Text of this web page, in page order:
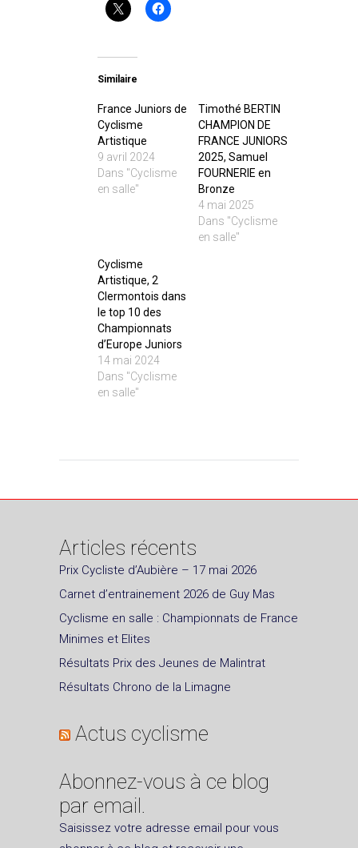
Similaire
France Juniors de
Cyclisme
Artistique
9 avril 2024
Dans "Cyclisme
en salle"
Timothé BERTIN
CHAMPION DE
FRANCE JUNIORS
2025, Samuel
FOURNERIE en
Bronze
4 mai 2025
Dans "Cyclisme
en salle"
Cyclisme
Artistique, 2
Clermontois dans
le top 10 des
Championnats
d’Europe Juniors
14 mai 2024
Dans "Cyclisme
en salle"
Articles récents
Prix Cycliste d’Aubière – 17 mai 2026
Carnet d’entrainement 2026 de Guy Mas
Cyclisme en salle : Championnats de France
Minimes et Elites
Résultats Prix des Jeunes de Malintrat
Résultats Chrono de la Limagne
Actus cyclisme
Abonnez-vous à ce blog
par email.
Saisissez votre adresse email pour vous